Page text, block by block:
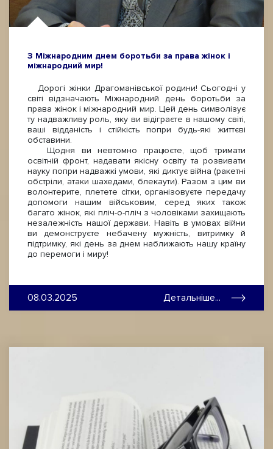
З Міжнародним днем боротьби за права жінок і
міжнародний мир!
Дорогі жінки Драгоманівської родини! Сьогодні у
світі відзначають Міжнародний день боротьби за
права жінок і міжнародний мир. Цей день символізує
ту надважливу роль, яку ви відіграєте в нашому світі,
ваші відданість і стійкість попри будь-які життєві
обставини.
Щодня ви невтомно працюєте, щоб тримати
освітній фронт, надавати якісну освіту та розвивати
науку попри надважкі умови, які диктує війна (ракетні
обстріли, атаки шахедами, блекаути). Разом з цим ви
волонтерите, плетете сітки, організовуєте передачу
допомоги нашим військовим, серед яких також
багато жінок, які пліч-о-пліч з чоловіками захищають
незалежність нашої держави. Навіть в умовах війни
ви демонструєте небачену мужність, витримку й
підтримку, які день за днем наближають нашу країну
до перемоги і миру!
08.03.2025 Детальніше...